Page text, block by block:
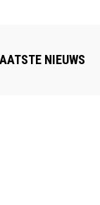
NIEUWS